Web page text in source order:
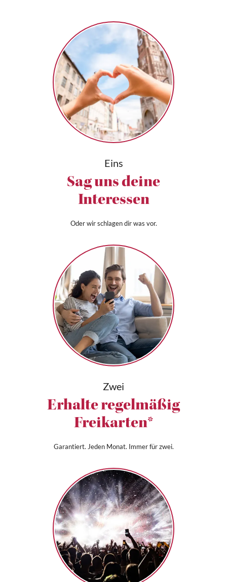
Eins
Sag uns deine
Interessen
Oder wir schlagen dir was vor.
Zwei
Erhalte regelmäßig
Freikarten*
Garantiert. Jeden Monat. Immer für zwei.